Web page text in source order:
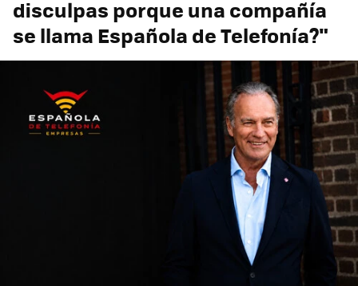
disculpas porque una compañía
se llama Española de Telefonía?"